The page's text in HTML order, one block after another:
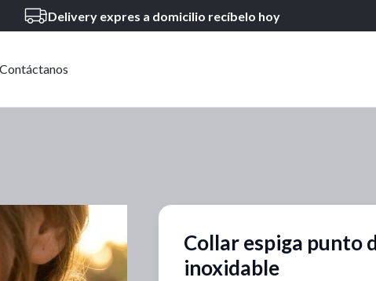
Delivery expres a domicilio recíbelo hoy
Contáctanos
Collar espiga punto de luz acero
inoxidable